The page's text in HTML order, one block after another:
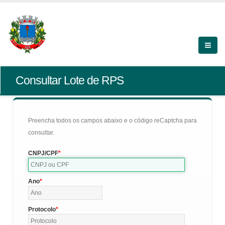
Consultar Lote de RPS
Preencha todos os campos abaixo e o código reCaptcha para
consultar.
CNPJ/CPF
Ano
Protocolo